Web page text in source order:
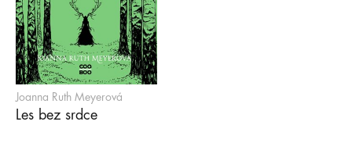
Joanna Ruth Meyerová
Les bez srdce